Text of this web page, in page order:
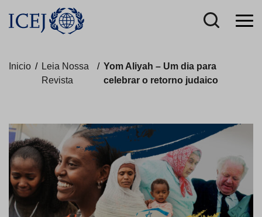
Inicio / Leia Nossa
Revista
/ Yom Aliyah – Um dia para
celebrar o retorno judaico